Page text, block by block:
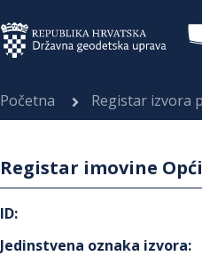
Početna Registar izvora
Registar imovine
ID:
Jedinstvena oznaka izvora: